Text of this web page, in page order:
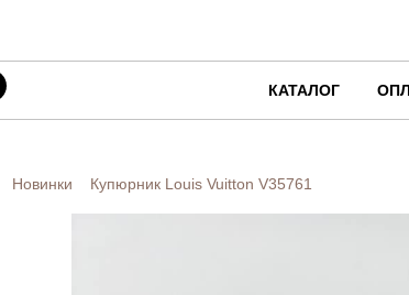
КАТАЛОГ
Новинки Купюрник Louis Vuitton V35761